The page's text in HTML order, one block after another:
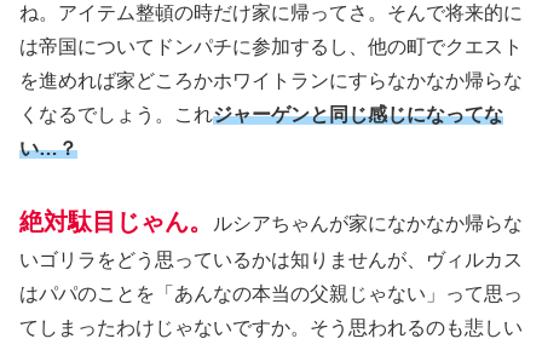
ね。アイテム整頓の時だけ家に帰ってさ。そんで将来的に
は帝国についてドンパチに参加するし、他の町でクエスト
を進めれば家どころかホワイトランにすらなかなか帰らな
くなるでしょう。これジャーゲンと同じ感じになってな
い…？
絶対駄目じゃん。
ルシアちゃんが家になかなか帰らな
いゴリラをどう思っているかは知りませんが、ヴィルカス
はパパのことを「あんなの本当の父親じゃない」って思っ
てしまったわけじゃないですか。そう思われるのも悲しい